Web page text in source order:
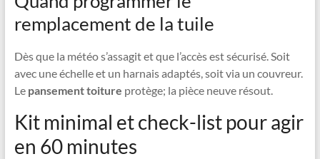
remplacement de la tuile
Dès que la météo s’assagit et que l’accès est sécurisé. Soit
avec une échelle et un harnais adaptés, soit via un couvreur.
Le pansement toiture protège; la pièce neuve résout.
Kit minimal et check-list pour agir
en 60 minutes